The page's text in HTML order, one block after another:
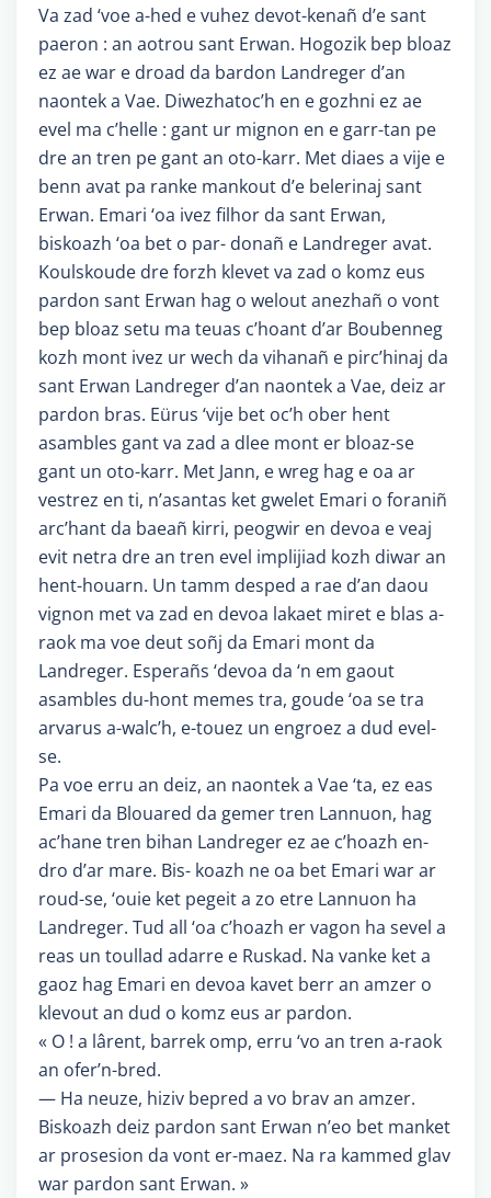
Va zad ‘voe a-hed e vuhez devot-kenañ d’e sant
paeron : an aotrou sant Erwan. Hogozik bep bloaz
ez ae war e droad da bardon Landreger d’an
naontek a Vae. Diwezhatoc’h en e gozhni ez ae
evel ma c’helle : gant ur mignon en e garr-tan pe
dre an tren pe gant an oto-karr. Met diaes a vije e
benn avat pa ranke mankout d’e belerinaj sant
Erwan. Emari ‘oa ivez filhor da sant Erwan,
biskoazh ‘oa bet o par- donañ e Landreger avat.
Koulskoude dre forzh klevet va zad o komz eus
pardon sant Erwan hag o welout anezhañ o vont
bep bloaz setu ma teuas c’hoant d’ar Boubenneg
kozh mont ivez ur wech da vihanañ e pirc’hinaj da
sant Erwan Landreger d’an naontek a Vae, deiz ar
pardon bras. Eürus ‘vije bet oc’h ober hent
asambles gant va zad a dlee mont er bloaz-se
gant un oto-karr. Met Jann, e wreg hag e oa ar
vestrez en ti, n’asantas ket gwelet Emari o foraniñ
arc’hant da baeañ kirri, peogwir en devoa e veaj
evit netra dre an tren evel implijiad kozh diwar an
hent-houarn. Un tamm desped a rae d’an daou
vignon met va zad en devoa lakaet miret e blas a-
raok ma voe deut soñj da Emari mont da
Landreger. Esperañs ‘devoa da ‘n em gaout
asambles du-hont memes tra, goude ‘oa se tra
arvarus a-walc’h, e-touez un engroez a dud evel-
se.
Pa voe erru an deiz, an naontek a Vae ‘ta, ez eas
Emari da Blouared da gemer tren Lannuon, hag
ac’hane tren bihan Landreger ez ae c’hoazh en-
dro d’ar mare. Bis- koazh ne oa bet Emari war ar
roud-se, ‘ouie ket pegeit a zo etre Lannuon ha
Landreger. Tud all ‘oa c’hoazh er vagon ha sevel a
reas un toullad adarre e Ruskad. Na vanke ket a
gaoz hag Emari en devoa kavet berr an amzer o
klevout an dud o komz eus ar pardon.
« O ! a lârent, barrek omp, erru ‘vo an tren a-raok
an ofer’n-bred.
— Ha neuze, hiziv bepred a vo brav an amzer.
Biskoazh deiz pardon sant Erwan n’eo bet manket
ar prosesion da vont er-maez. Na ra kammed glav
war pardon sant Erwan. »